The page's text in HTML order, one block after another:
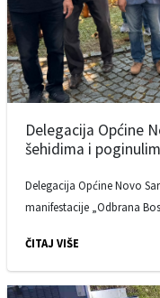
Delegacija Općine
šehidima i
Delegacija Općine Novo
manifestacije „Odbrana
ČITAJ VIŠE